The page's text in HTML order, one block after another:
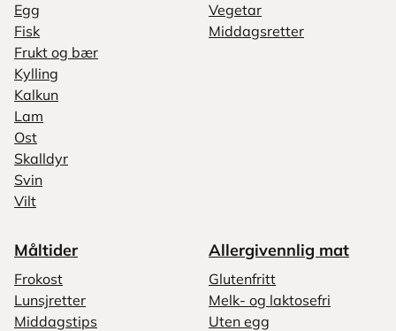
Egg
Fisk
Frukt og bær
Kylling
Kalkun
Lam
Ost
Skalldyr
Svin
Vilt
Vegetar
Middagsretter
Måltider
Frokost
Lunsjretter
Middagstips
Allergivennlig mat
Glutenfritt
Melk- og laktosefri
Uten egg